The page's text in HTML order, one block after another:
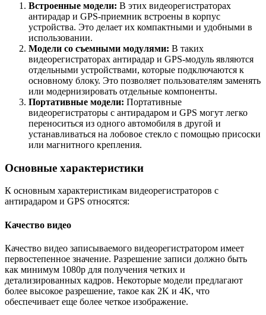
Встроенные модели: В этих видеорегистраторах
антирадар и GPS-приемник встроены в корпус
устройства. Это делает их компактными и удобными в
использовании.
Модели со съемными модулями: В таких
видеорегистраторах антирадар и GPS-модуль являются
отдельными устройствами, которые подключаются к
основному блоку. Это позволяет пользователям заменять
или модернизировать отдельные компоненты.
Портативные модели: Портативные
видеорегистраторы с антирадаром и GPS могут легко
переноситься из одного автомобиля в другой и
устанавливаться на лобовое стекло с помощью присоски
или магнитного крепления.
Основные характеристики
К основным характеристикам видеорегистраторов с
антирадаром и GPS относятся:
Качество видео
Качество видео записываемого видеорегистратором имеет
первостепенное значение. Разрешение записи должно быть
как минимум 1080p для получения четких и
детализированных кадров. Некоторые модели предлагают
более высокое разрешение, такое как 2K и 4K, что
обеспечивает еще более четкое изображение.